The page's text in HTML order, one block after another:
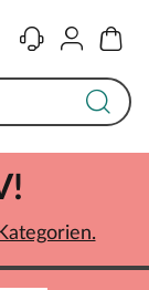
KontaktKonto